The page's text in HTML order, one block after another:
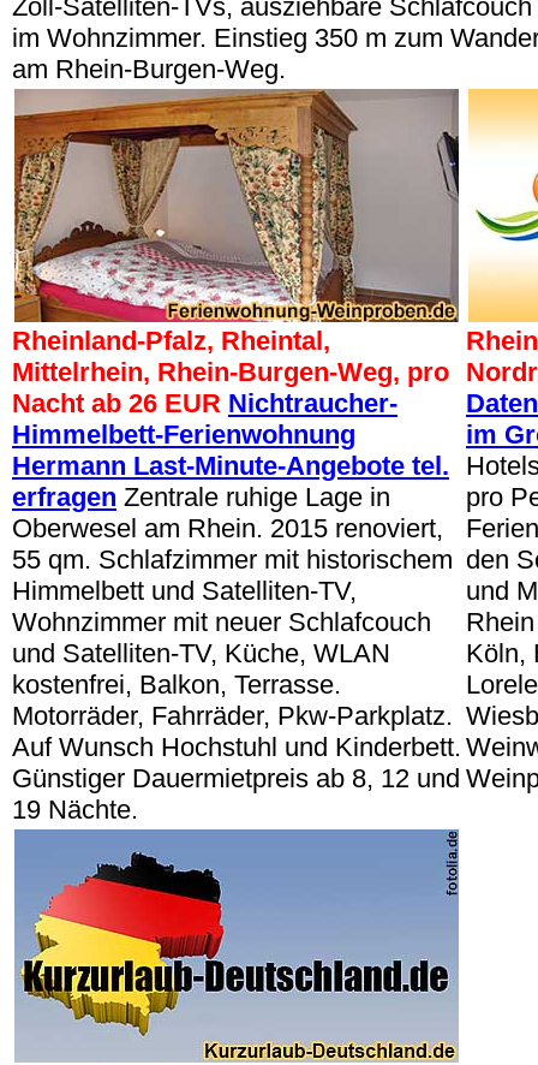
Zoll-Satelliten-TVs, ausziehbare Schlafcouch
im Wohnzimmer. Einstieg 350 m zum
am Rhein-Burgen-Weg.
Rheinland-Pfalz, Rheintal,
Mittelrhein, Rhein-Burgen-Weg, pro
Nacht ab 26 EUR Nichtraucher-
Himmelbett-Ferienwohnung
Hermann Last-Minute-Angebote tel.
erfragen Zentrale ruhige Lage in
Oberwesel am Rhein. 2015 renoviert,
55 qm. Schlafzimmer mit historischem
Himmelbett und Satelliten-TV,
Wohnzimmer mit neuer Schlafcouch
und Satelliten-TV, Küche, WLAN
kostenfrei, Balkon, Terrasse.
Motorräder, Fahrräder, Pkw-Parkplatz.
Auf Wunsch Hochstuhl und Kinderbett.
Günstiger Dauermietpreis ab 8, 12 und
19 Nächte.
im
pro
den
und
Köln,